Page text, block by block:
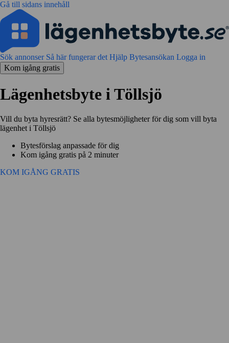
Gå till sidans innehåll
Sök annonser Så här fungerar det Hjälp Bytesansökan Logga in
Kom igång gratis
Lägenhetsbyte i Töllsjö
Vill du byta hyresrätt? Se alla bytesmöjligheter för dig som vill byta
lägenhet i Töllsjö
Bytesförslag anpassade för dig
Kom igång gratis på 2 minuter
KOM IGÅNG GRATIS